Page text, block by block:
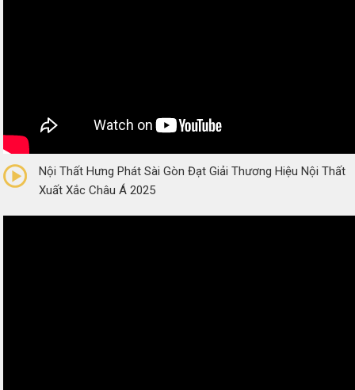
(0 Reviews)
Nội Thất Hưng Phát Sài Gòn Đạt Giải Thương Hiệu Nội Thất
Xuất Xắc Châu Á 2025